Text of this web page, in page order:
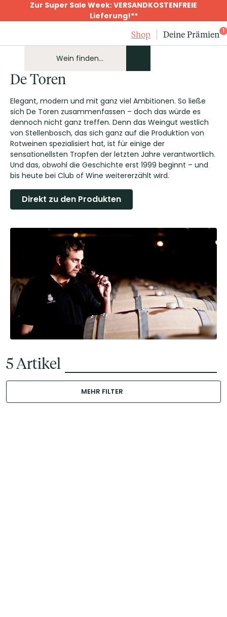
Zur Super Sale Week: VERSANDKOSTENFREIE
Lieferung!**
Shop
Deine Prämien 1
De Toren
Elegant, modern und mit ganz viel Ambitionen. So ließe
sich De Toren zusammenfassen – doch das würde es
dennoch nicht ganz treffen. Denn das Weingut westlich
von Stellenbosch, das sich ganz auf die Produktion von
Rotweinen spezialisiert hat, ist für einige der
sensationellsten Tropfen der letzten Jahre verantwortlich.
Und das, obwohl die Geschichte erst 1999 beginnt – und
bis heute bei Club of Wine weitererzählt wird.
Direkt zu den Produkten
5Artikel
MEHR FILTER